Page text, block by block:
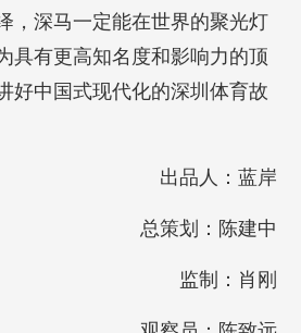
，深马一定能在世界的聚光灯
具有更高知名度和影响力的顶
好中国式现代化的深圳体育故
出品人：蓝岸
总策划：陈建中
监制：肖刚